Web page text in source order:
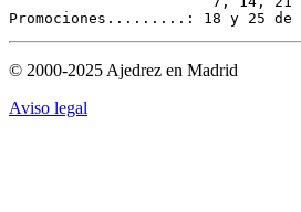
© 2000-2025 Ajedrez en Madrid
Aviso legal